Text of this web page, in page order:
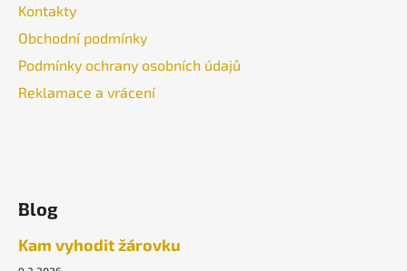
Kontakty
Obchodní podmínky
Podmínky ochrany osobních údajů
Reklamace a vrácení
Blog
Kam vyhodit žárovku